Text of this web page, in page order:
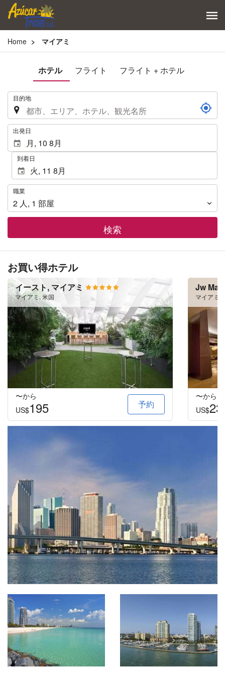
Home マイアミ
ホテル フライト フライト + ホテル
. 目的地
. 出発日
到着日
職
業
職業
2 人, 1 部屋
検索
お買い得ホテル
イースト, マイアミ
マイアミ, 米国
〜から
US$195 予約
Jw
マイアミ,
〜から
US$